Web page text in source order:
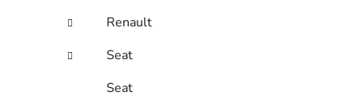
Renault
Seat
Seat